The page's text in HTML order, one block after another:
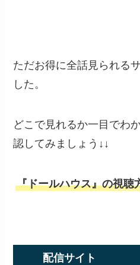
ただお得に全話見られる
した。
どこで見れるか一目でわ
認してみましょう↓↓
『ドールハウス』の視聴
配信サイト